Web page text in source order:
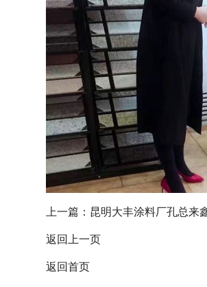
上一篇： 昆明大丰涂料厂孔总来
返回上一页
返回首页